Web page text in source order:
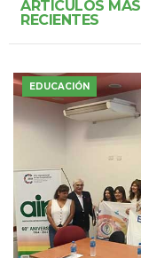
ARTÍCULOS MÁS
RECIENTES
EDUCACIÓN